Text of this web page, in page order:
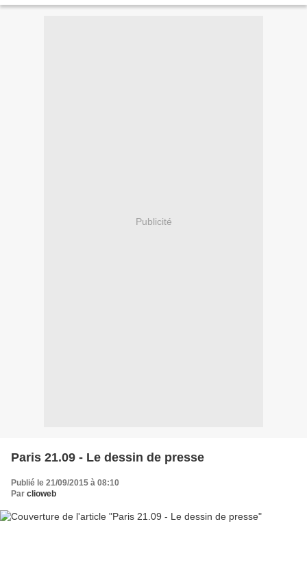
Publicité
Paris 21.09 - Le dessin de presse
Publié le 21/09/2015 à 08:10
Par clioweb